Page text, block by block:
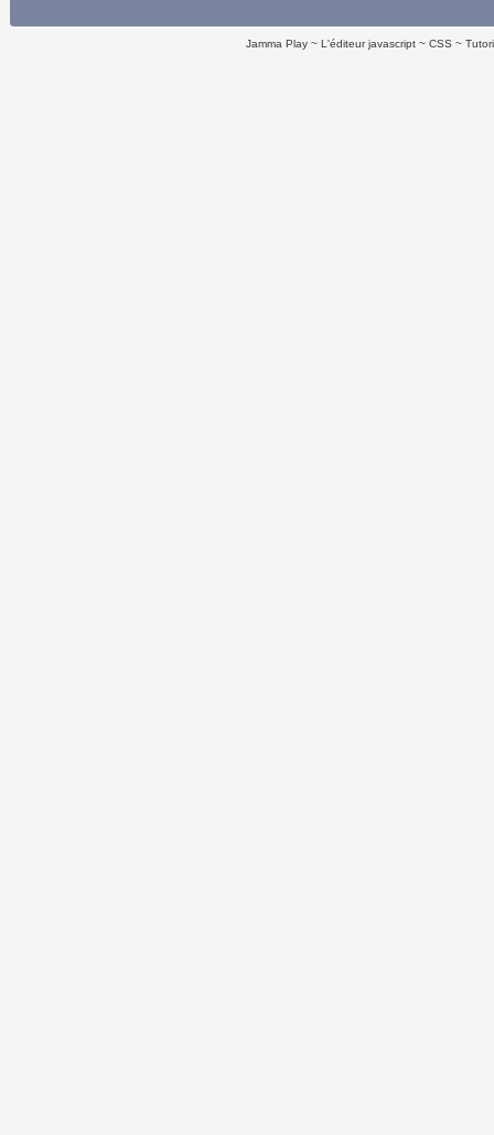
Jamma Play L'éditeur javascript CSS